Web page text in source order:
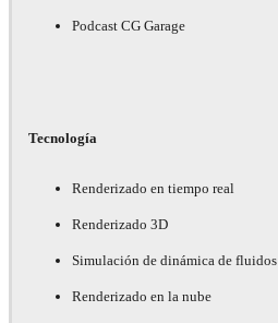
Podcast CG Garage
Tecnología
Renderizado en tiempo real
Renderizado 3D
Simulación de dinámica de fluidos
Renderizado en la nube